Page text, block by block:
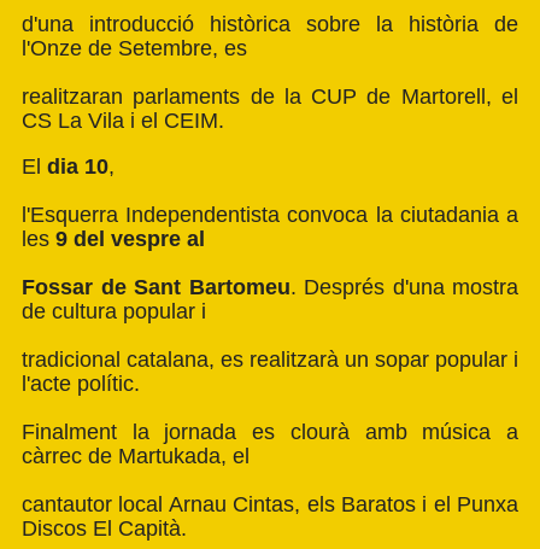
d'una introducció històrica sobre la història de
l'Onze de Setembre, es
realitzaran parlaments de la CUP de Martorell, el
CS La Vila i el CEIM.
El dia 10,
l'Esquerra Independentista convoca la ciutadania a
les 9 del vespre al
Fossar de Sant Bartomeu. Després d'una mostra
de cultura popular i
tradicional catalana, es realitzarà un sopar popular i
l'acte polític.
Finalment la jornada es clourà amb música a
càrrec de Martukada, el
cantautor local Arnau Cintas, els Baratos i el Punxa
Discos El Capità.